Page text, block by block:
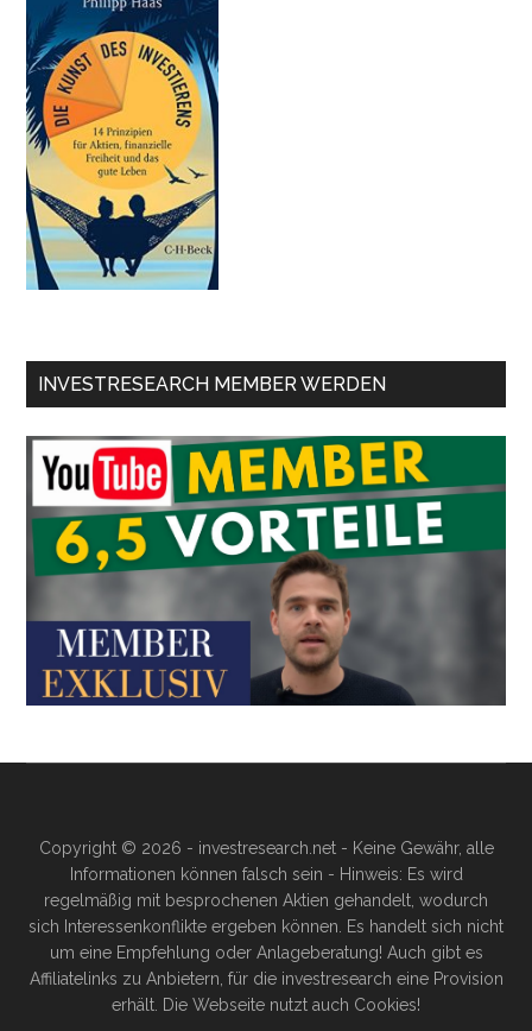
INVESTRESEARCH MEMBER WERDEN
Copyright © 2026 - investresearch.net - Keine Gewähr, alle
Informationen können falsch sein - Hinweis: Es wird
regelmäßig mit besprochenen Aktien gehandelt, wodurch
sich Interessenkonflikte ergeben können. Es handelt sich nicht
um eine Empfehlung oder Anlageberatung! Auch gibt es
Affiliatelinks zu Anbietern, für die investresearch eine Provision
erhält. Die Webseite nutzt auch Cookies!